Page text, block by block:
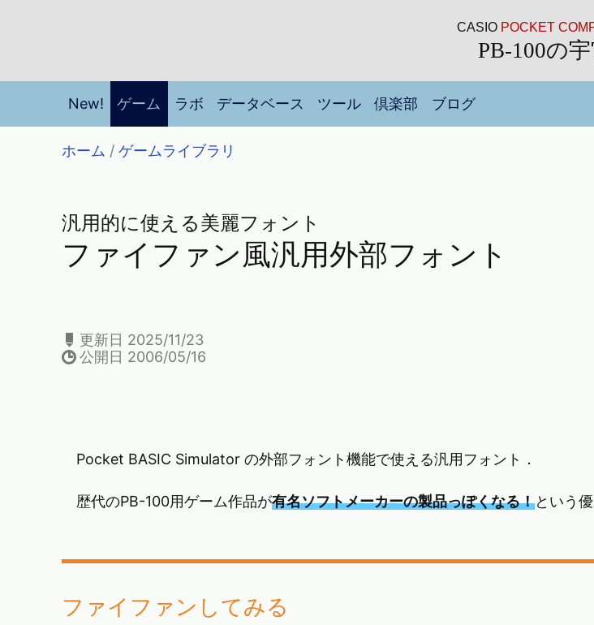
CASIO POCKET
PB-100の
New! ゲーム ラボ データベース ツール 倶楽部 ブログ
ホーム /ゲームライブラリ
汎用的に使える美麗フォント
ファイファン風汎用外部フォント
更新日 2025/11/23
公開日 2006/05/16
Pocket BASIC Simulator の外部フォント機能で使える汎用フォント．
歴代のPB-100用ゲーム作品が有名ソフトメーカーの製品っぽくなる！という
ファイファンしてみる